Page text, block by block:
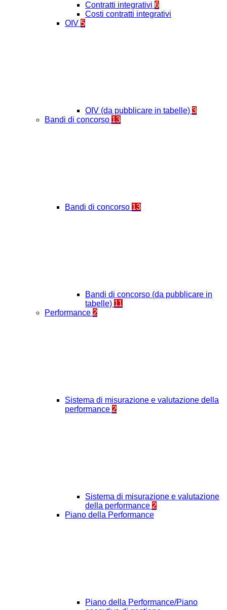
Contratti integrativi 6
Costi contratti integrativi
OIV 5
OIV (da pubblicare in tabelle) 3
Bandi di concorso 13
Bandi di concorso 13
Bandi di concorso (da pubblicare in
tabelle) 11
Performance 2
Sistema di misurazione e valutazione della
performance 2
Sistema di misurazione e valutazione
della performance 2
Piano della Performance
Piano della Performance/Piano